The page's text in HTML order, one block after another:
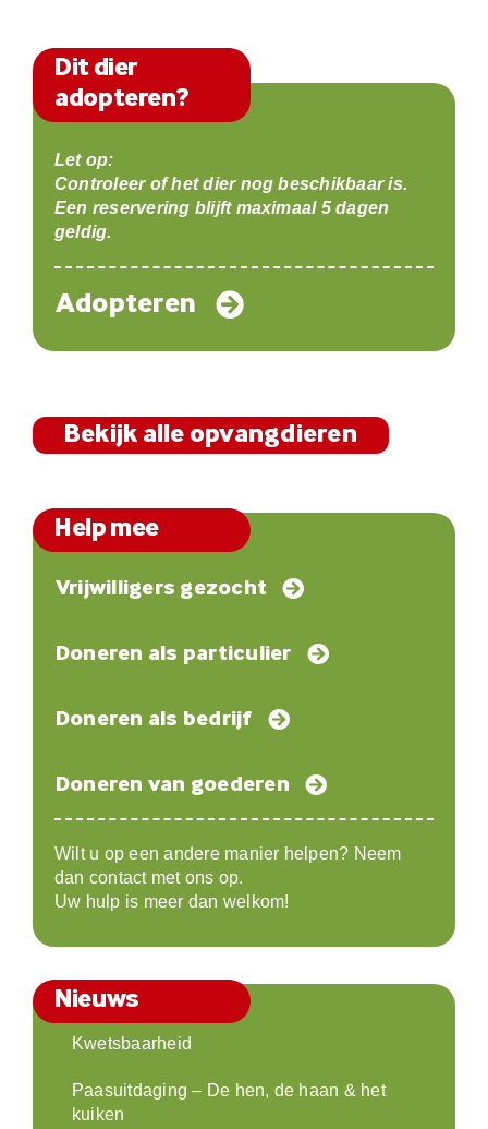
Dit dier
adopteren?
Let op:
Controleer of het dier nog beschikbaar is.
Een reservering blijft maximaal 5 dagen
geldig.
Adopteren
Bekijk alle opvangdieren
Help mee
Vrijwilligers gezocht
Doneren als particulier
Doneren als bedrijf
Doneren van goederen
Wilt u op een andere manier helpen? Neem
dan contact met ons op.
Uw hulp is meer dan welkom!
Nieuws
Kwetsbaarheid
Paasuitdaging – De hen, de haan & het
kuiken